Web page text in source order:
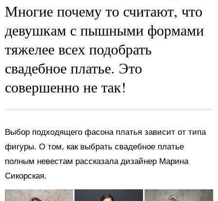
Многие почему то считают, что
девушкам с пышными формами
тяжелее всех подобрать
свадебное платье. Это
совершенно не так!
Выбор подходящего фасона платья зависит от типа
фигуры. О том, как выбрать свадебное платье
полным невестам рассказала дизайнер Марина
Сикорская.